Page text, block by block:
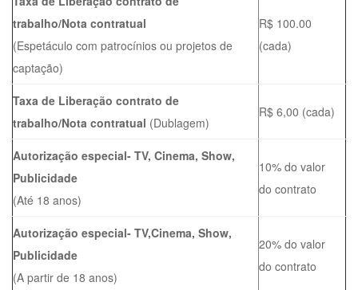
trabalho/Nota contratual
(Espetáculo com patrocínios ou projetos de
captação)
R$ 100.00
(cada)
Taxa de Liberação contrato de
trabalho/Nota contratual (Dublagem)
R$ 6,00 (cada)
Autorização especial- TV, Cinema, Show,
Publicidade
(Até 18 anos)
10% do valor
do contrato
Autorização especial- TV,Cinema, Show,
Publicidade
(A partir de 18 anos)
20% do valor
do contrato